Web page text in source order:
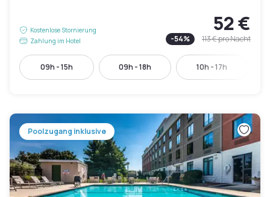
Kostenlose Stornierung
Zahlung im Hotel
52 €
-54% 113 €pro Nacht
09h - 15h 09h - 18h 10h - 17h
Poolzugang inklusive